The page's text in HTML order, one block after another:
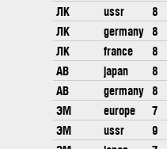
ЛК
ussr 8
ЛК
germany 8
ЛК
france 8
АВ
japan 8
АВ
germany 8
ЭМ
europe 7
ЭМ
ussr 9